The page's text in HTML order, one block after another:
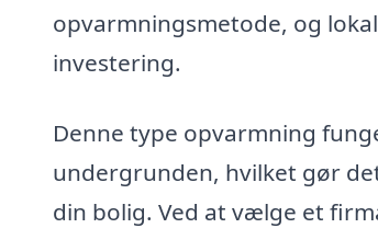
opvarmningsmetode, og
investering.
Denne type opvarmning
undergrunden, hvilket gør
din bolig. Ved at vælge et